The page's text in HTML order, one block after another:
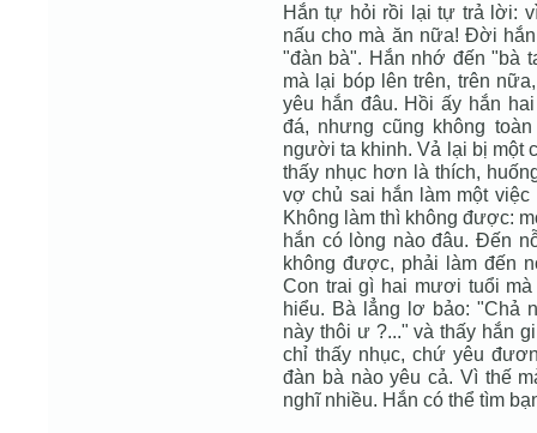
Hắn tự hỏi rồi lại tự trả lời:
nấu cho mà ăn nữa! Ðời
"đàn bà". Hắn nhớ đến "bà
mà lại bóp lên trên, trên
yêu hắn đâu. Hồi ấy hắn
đá, nhưng cũng không
người ta khinh. Vả lại bị một
thấy nhục hơn là thích,
vợ chủ sai hắn làm một
Không làm thì không được:
hắn có lòng nào đâu. Ðến
không được, phải làm đến
Con trai gì hai mươi tuổi
hiểu. Bà lẳng lơ bảo: "Chả
này thôi ư ?..." và thấy hắn
chỉ thấy nhục, chứ yêu
đàn bà nào yêu cả. Vì thế
nghĩ nhiều. Hắn có thể tìm